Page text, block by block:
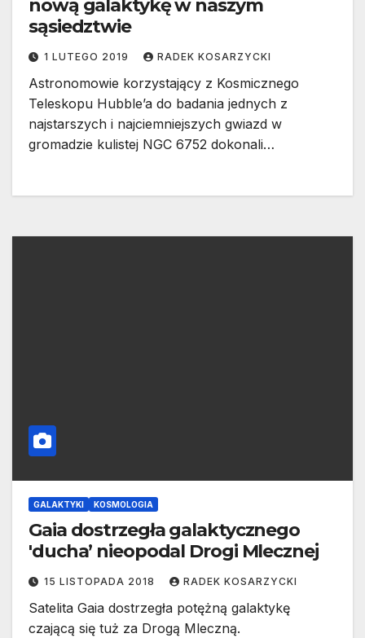
nową galaktykę w naszym
sąsiedztwie
1 LUTEGO 2019 RADEK KOSARZYCKI
Astronomowie korzystający z Kosmicznego
Teleskopu Hubble’a do badania jednych z
najstarszych i najciemniejszych gwiazd w
gromadzie kulistej NGC 6752 dokonali…
GALAKTYKI KOSMOLOGIA
Gaia dostrzegła galaktycznego
'ducha’ nieopodal Drogi Mlecznej
15 LISTOPADA 2018 RADEK KOSARZYCKI
Satelita Gaia dostrzegła potężną galaktykę
czającą się tuż za Drogą Mleczną.